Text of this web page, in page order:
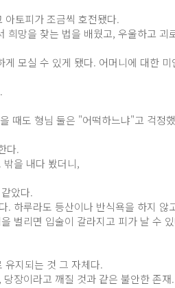
토피가 조금씩 호전됐다.
망을 찾는 법을 배웠고, 우울하고 괴
모실 수 있게 됐다. 어머니에 대한 미
때도 형님 둘은 "어떡하느냐"고 걱정
다.
을 내다 봤더니,
았다.
하루라도 등산이나 반식욕을 하지 않
벌리면 입술이 갈라지고 피가 날 수
유지되는 것 그 자체다.
장이라고 깨질 것과 같은 불안한 존